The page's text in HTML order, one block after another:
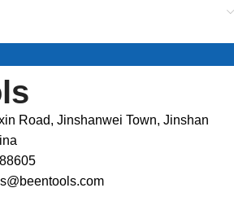
Road, Jinshanwei Town, Jinshan